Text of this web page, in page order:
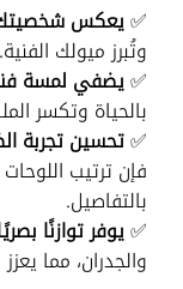
✅يعكس
وتُبرز ميولك الفنية.
✅يضفي لمسة
بالحياة وتكسر
✅تحسين تجربة
فإن ترتيب
بالتفاصيل.
✅يوفر توازنًا
والجدران، مما